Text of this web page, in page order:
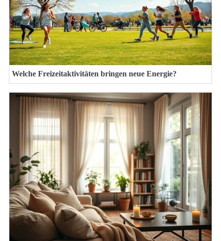
Welche Freizeitaktivitäten bringen neue Energie?